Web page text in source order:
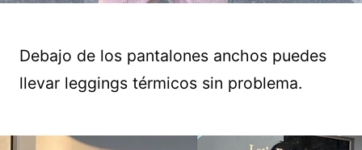
Debajo de los pantalones anchos puedes
llevar leggings térmicos sin problema.